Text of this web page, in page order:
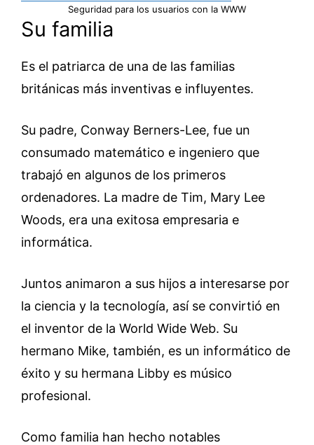
Seguridad para los usuarios con la WWW
Su familia
Es el patriarca de una de las familias
británicas más inventivas e influyentes.
Su padre, Conway Berners-Lee, fue un
consumado matemático e ingeniero que
trabajó en algunos de los primeros
ordenadores. La madre de Tim, Mary Lee
Woods, era una exitosa empresaria e
informática.
Juntos animaron a sus hijos a interesarse por
la ciencia y la tecnología, así se convirtió en
el inventor de la World Wide Web. Su
hermano Mike, también, es un informático de
éxito y su hermana Libby es músico
profesional.
Como familia han hecho notables